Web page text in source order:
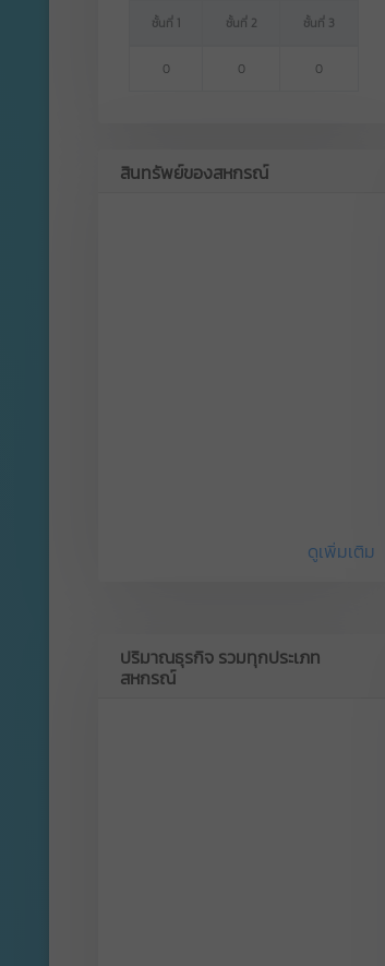
ชั้นที่ 1 ชั้นที่ 2 ชั้นที่ 3
0 0 0
สินทรัพย์ของสหกรณ์
ดูเพิ่มเติม
ปริมาณธุรกิจ รวมทุกประเภท
สหกรณ์